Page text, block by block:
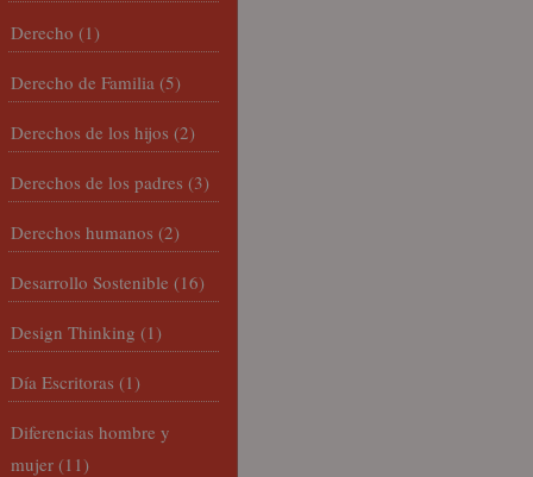
Derecho (1)
Derecho de Familia (5)
Derechos de los hijos (2)
Derechos de los padres (3)
Derechos humanos (2)
Desarrollo Sostenible (16)
Design Thinking (1)
Día Escritoras (1)
Diferencias hombre y
mujer (11)